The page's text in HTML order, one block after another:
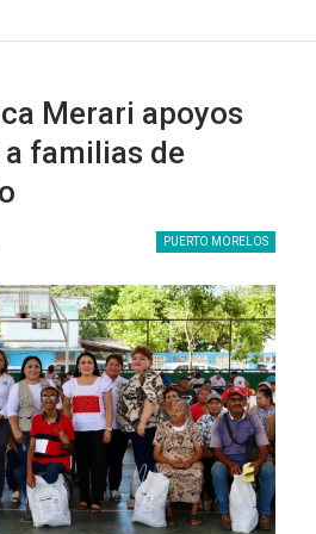
Merari apoyos
familias de
PUERTO MORELOS